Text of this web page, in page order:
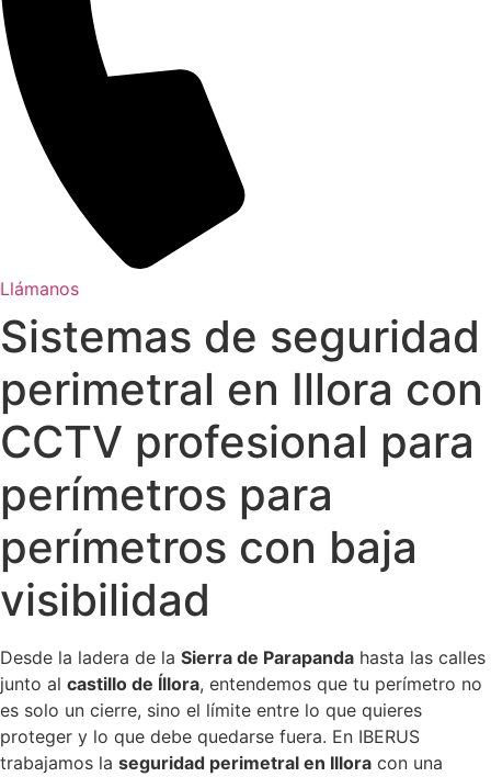
Llámanos
Sistemas de seguridad
perimetral en Illora con
CCTV profesional para
perímetros para
perímetros con baja
visibilidad
Desde la ladera de la Sierra de Parapanda hasta las calles
junto al castillo de Íllora, entendemos que tu perímetro no
es solo un cierre, sino el límite entre lo que quieres
proteger y lo que debe quedarse fuera. En IBERUS
trabajamos la seguridad perimetral en Illora con una